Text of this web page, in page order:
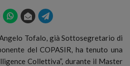
Tofalo, già Sottosegretario di
del COPASIR, ha tenuto una
Collettiva”, durante il Master